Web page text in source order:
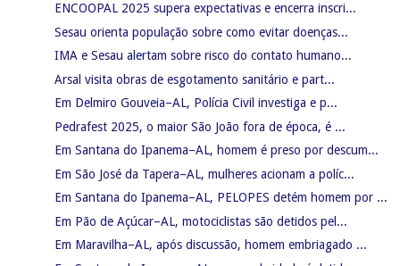
ENCOOPAL 2025 supera expectativas e encerra inscri...
Sesau orienta população sobre como evitar doenças...
IMA e Sesau alertam sobre risco do contato humano...
Arsal visita obras de esgotamento sanitário e part...
Em Delmiro Gouveia–AL, Polícia Civil investiga e p...
Pedrafest 2025, o maior São João fora de época, é ...
Em Santana do Ipanema–AL, homem é preso por descum...
Em São José da Tapera–AL, mulheres acionam a políc...
Em Santana do Ipanema–AL, PELOPES detém homem por ...
Em Pão de Açúcar–AL, motociclistas são detidos pel...
Em Maravilha–AL, após discussão, homem embriagado ...